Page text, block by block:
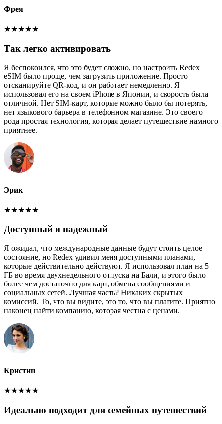
Фрея
★★★★★
Так легко активировать
Я беспокоился, что это будет сложно, но настроить Redex
eSIM было проще, чем загрузить приложение. Просто
отсканируйте QR-код, и он работает немедленно. Я
использовал его на своем iPhone в Японии, и скорость была
отличной. Нет SIM-карт, которые можно было бы потерять,
нет языкового барьера в телефонном магазине. Это своего
рода простая технология, которая делает путешествие намного
приятнее.
Эрик
★★★★★
Доступный и надежный
Я ожидал, что международные данные будут стоить целое
состояние, но Redex удивил меня доступными планами,
которые действительно действуют. Я использовал план на 5
ГБ во время двухнедельного отпуска на Бали, и этого было
более чем достаточно для карт, обмена сообщениями и
социальных сетей. Лучшая часть? Никаких скрытых
комиссий. То, что вы видите, это то, что вы платите. Приятно
наконец найти компанию, которая честна с ценами.
Кристин
★★★★★
Идеально подходит для семейных путешествий